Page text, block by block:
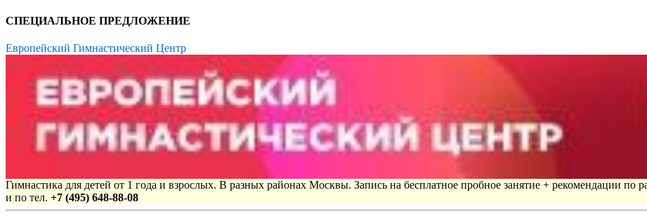
СПЕЦИАЛЬНОЕ ПРЕДЛОЖЕНИЕ
Европейский Гимнастический Центр
Гимнастика для детей от 1 года и взрослых. В разных районах Москвы. Запись на бесплатное пробное занятие + рекомендации по
и по тел. +7 (495) 648-88-08